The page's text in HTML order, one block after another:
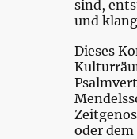
sind,
und
Dieses
oder